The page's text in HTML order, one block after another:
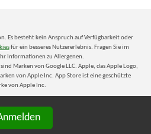
Es besteht kein Anspruch auf Verfügbarkeit oder
für ein besseres Nutzererlebnis. Fragen Sie im
Informationen zu Allergenen.
Marken von Google LLC. Apple, das Apple Logo,
von Apple Inc. App Store ist eine geschützte
von Apple Inc.